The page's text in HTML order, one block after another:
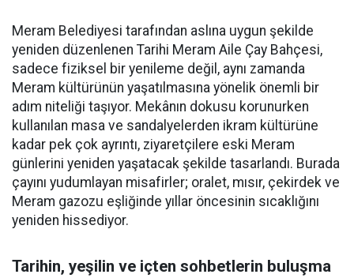
Meram Belediyesi tarafından aslına uygun şekilde
yeniden düzenlenen Tarihi Meram Aile Çay Bahçesi,
sadece fiziksel bir yenileme değil, aynı zamanda
Meram kültürünün yaşatılmasına yönelik önemli bir
adım niteliği taşıyor. Mekânın dokusu korunurken
kullanılan masa ve sandalyelerden ikram kültürüne
kadar pek çok ayrıntı, ziyaretçilere eski Meram
günlerini yeniden yaşatacak şekilde tasarlandı. Burada
çayını yudumlayan misafirler; oralet, mısır, çekirdek ve
Meram gazozu eşliğinde yıllar öncesinin sıcaklığını
yeniden hissediyor.
Tarihin, yeşilin ve içten sohbetlerin buluşma